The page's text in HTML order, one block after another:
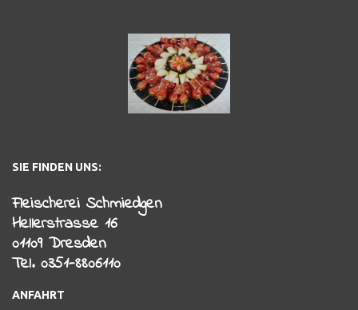
SIE FINDEN UNS:
Fleischerei Schmiedgen
Hellerstrasse 16
01109 Dresden
Tel. 0351-8806110
ANFAHRT